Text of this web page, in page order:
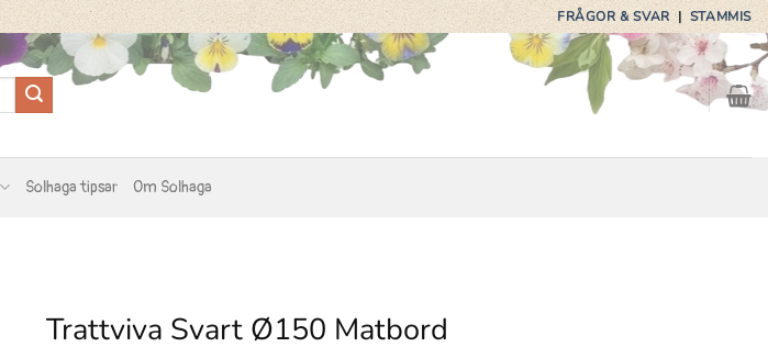
FRÅGOR & SVAR|STAMMIS
Solhaga tipsar Om Solhaga
Trattviva Svart Ø150 Matbord